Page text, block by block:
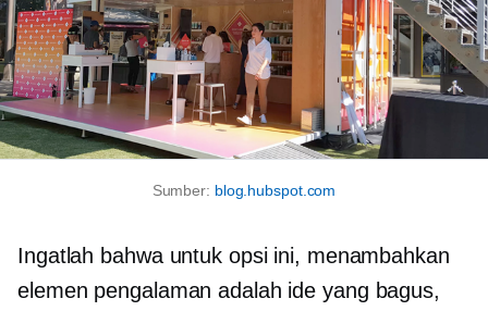
Sumber: blog.hubspot.com
Ingatlah bahwa untuk opsi ini, menambahkan
elemen pengalaman adalah ide yang bagus,